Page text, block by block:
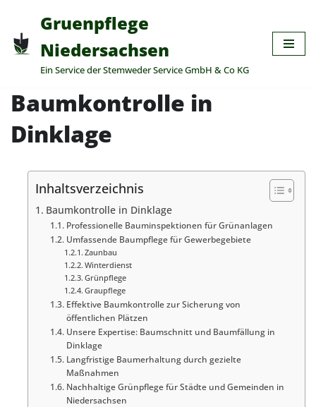
Zum
Inhalt
springen
Gruenpflege
Niedersachsen
Ein Service der Stemweder Service GmbH & Co KG
Baumkontrolle in
Dinklage
Inhaltsverzeichnis
Baumkontrolle in Dinklage
Professionelle Bauminspektionen für Grünanlagen
Umfassende Baumpflege für Gewerbegebiete
Zaunbau
Winterdienst
Grünpflege
Graupflege
Effektive Baumkontrolle zur Sicherung von
öffentlichen Plätzen
Unsere Expertise: Baumschnitt und Baumfällung in
Dinklage
Langfristige Baumerhaltung durch gezielte
Maßnahmen
Nachhaltige Grünpflege für Städte und Gemeinden in
Niedersachsen